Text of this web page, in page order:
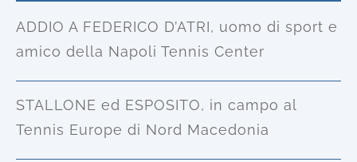
ADDIO A FEDERICO D’ATRI, uomo di sport e
amico della Napoli Tennis Center
STALLONE ed ESPOSITO, in campo al
Tennis Europe di Nord Macedonia